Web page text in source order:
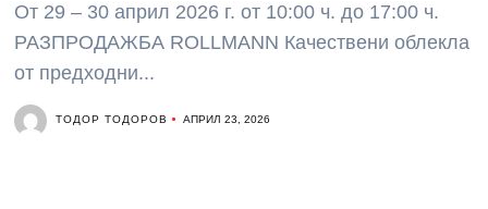
От 29 – 30 април 2026 г. от 10:00 ч. до 17:00 ч.
РАЗПРОДАЖБА ROLLMANN Качествени облекла
от предходни...
ТОДОР ТОДОРОВ АПРИЛ 23, 2026